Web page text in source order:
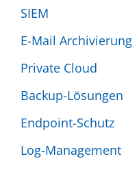
SIEM
E-Mail Archivierung
Private Cloud
Backup-Lösungen
Endpoint-Schutz
Log-Management